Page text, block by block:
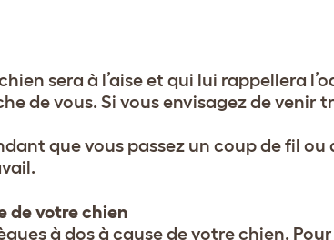
sera à l’aise et qui lui rappellera
de vous. Si vous envisagez de venir
que vous passez un coup de fil ou
de votre chien
à dos à cause de votre chien.